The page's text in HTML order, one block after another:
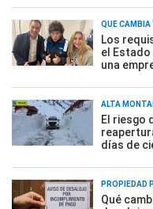
QUÉ CAMBIA
Los
el Estado
una
ALTA
El riesgo
días de
PROPIEDAD
Qué